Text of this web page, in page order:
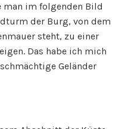
man im folgenden Bild
der Burg, von dem
steht, zu einer
Das habe ich mich
Geländer